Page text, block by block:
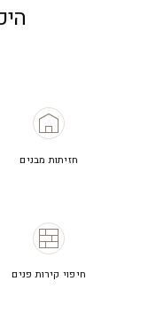
חזיתות מבנים
חיפוי קירות פנים